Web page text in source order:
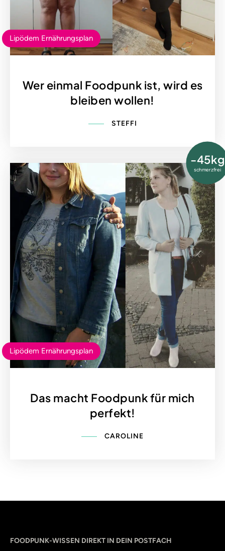
Lipödem Ernährungsplan
Wer einmal Foodpunk ist, wird es
bleiben wollen!
STEFFI
-45kg
schmerzfrei
Lipödem Ernährungsplan
Das macht Foodpunk für mich
perfekt!
CAROLINE
FOODPUNK-WISSEN DIREKT IN DEIN POSTFACH